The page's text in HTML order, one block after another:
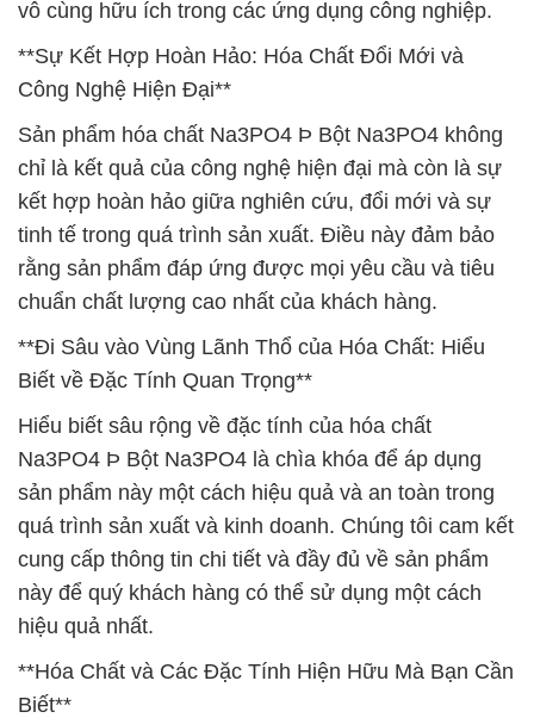
vô cùng hữu ích trong các ứng dụng công nghiệp.
**Sự Kết Hợp Hoàn Hảo: Hóa Chất Đổi Mới và
Công Nghệ Hiện Đại**
Sản phẩm hóa chất Na3PO4 Þ Bột Na3PO4 không
chỉ là kết quả của công nghệ hiện đại mà còn là sự
kết hợp hoàn hảo giữa nghiên cứu, đổi mới và sự
tinh tế trong quá trình sản xuất. Điều này đảm bảo
rằng sản phẩm đáp ứng được mọi yêu cầu và tiêu
chuẩn chất lượng cao nhất của khách hàng.
**Đi Sâu vào Vùng Lãnh Thổ của Hóa Chất: Hiểu
Biết về Đặc Tính Quan Trọng**
Hiểu biết sâu rộng về đặc tính của hóa chất
Na3PO4 Þ Bột Na3PO4 là chìa khóa để áp dụng
sản phẩm này một cách hiệu quả và an toàn trong
quá trình sản xuất và kinh doanh. Chúng tôi cam kết
cung cấp thông tin chi tiết và đầy đủ về sản phẩm
này để quý khách hàng có thể sử dụng một cách
hiệu quả nhất.
**Hóa Chất và Các Đặc Tính Hiện Hữu Mà Bạn Cần
Biết**